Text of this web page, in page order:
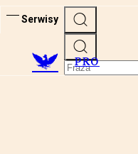
Serwisy
PRO